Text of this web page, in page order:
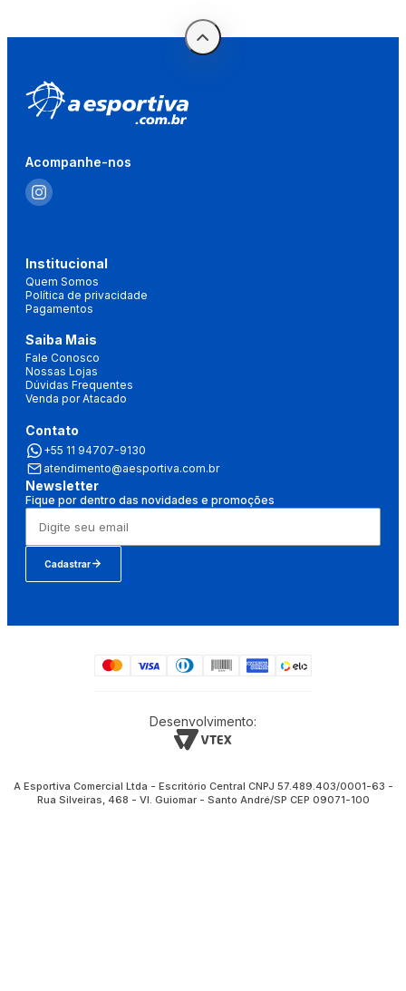
Acompanhe-nos
Institucional
Quem Somos
Política de privacidade
Pagamentos
Saiba Mais
Fale Conosco
Nossas Lojas
Dúvidas Frequentes
Venda por Atacado
Contato
+55 11 94707-9130
atendimento@aesportiva.com.br
Newsletter
Fique por dentro das novidades e promoções
Cadastrar
Desenvolvimento:
A Esportiva Comercial Ltda - Escritório Central CNPJ 57.489.403/0001-63 -
Rua Silveiras, 468 - Vl. Guiomar - Santo André/SP CEP 09071-100